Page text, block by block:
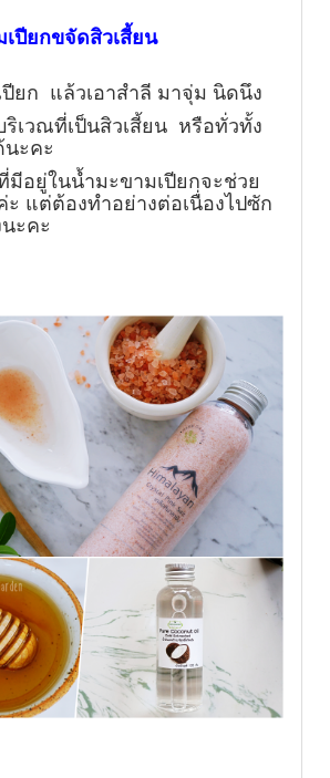
ปียกขจัดสิวเสี้ยน
ยก แล้วเอาสำลี มาจุ่ม นิดนึง
ริเวณที่เป็นสิวเสี้ยน หรือทั่วทั้ง
นะคะ
มีอยู่ในน้ำมะขามเปียกจะช่วย
ะ แต่ต้องทำอย่างต่อเนื่องไปซัก
ะคะ